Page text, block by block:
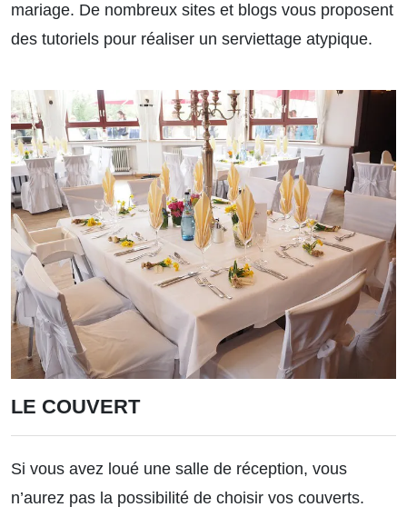
mariage. De nombreux sites et blogs vous proposent
des tutoriels pour réaliser un serviettage atypique.
LE COUVERT
Si vous avez loué une salle de réception, vous
n’aurez pas la possibilité de choisir vos couverts.